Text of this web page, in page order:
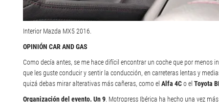
Interior Mazda MX5 2016.
OPINIÓN CAR AND GAS
Como decía antes, se me hace difícil encontrar un coche que por
que les guste conducir y sentir la conducción, en carreteras lentas y
quizá debas mirar alterativas más cañeras, como el Alfa 4Co el Toyota
Organización del evento. Un 9 . Motropress Ibérica ha hecho una vez más